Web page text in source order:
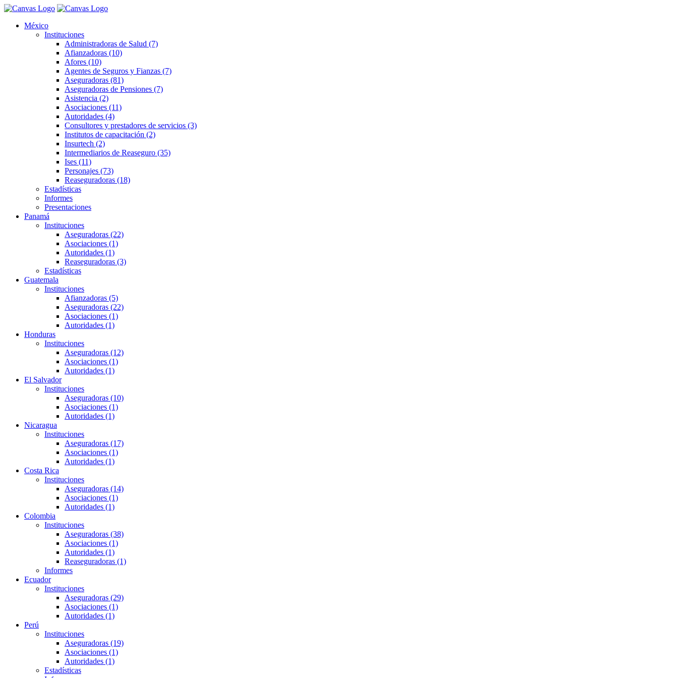
México
Instituciones
Administradoras de Salud (7)
Afianzadoras (10)
Afores (10)
Agentes de Seguros y Fianzas (7)
Aseguradoras (81)
Aseguradoras de Pensiones (7)
Asistencia (2)
Asociaciones (11)
Autoridades (4)
Consultores y prestadores de servicios (3)
Institutos de capacitación (2)
Insurtech (2)
Intermediarios de Reaseguro (35)
Ises (11)
Personajes (73)
Reaseguradoras (18)
Estadísticas
Informes
Presentaciones
Panamá
Instituciones
Aseguradoras (22)
Asociaciones (1)
Autoridades (1)
Reaseguradoras (3)
Estadísticas
Guatemala
Instituciones
Afianzadoras (5)
Aseguradoras (22)
Asociaciones (1)
Autoridades (1)
Honduras
Instituciones
Aseguradoras (12)
Asociaciones (1)
Autoridades (1)
El Salvador
Instituciones
Aseguradoras (10)
Asociaciones (1)
Autoridades (1)
Nicaragua
Instituciones
Aseguradoras (17)
Asociaciones (1)
Autoridades (1)
Costa Rica
Instituciones
Aseguradoras (14)
Asociaciones (1)
Autoridades (1)
Colombia
Instituciones
Aseguradoras (38)
Asociaciones (1)
Autoridades (1)
Reaseguradoras (1)
Informes
Ecuador
Instituciones
Aseguradoras (29)
Asociaciones (1)
Autoridades (1)
Perú
Instituciones
Aseguradoras (19)
Asociaciones (1)
Autoridades (1)
Estadísticas